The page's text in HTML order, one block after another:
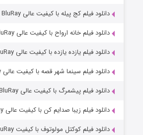
دانلود فیلم کج‌ پیله با کیفیت عالی BluRay
دانلود فیلم خانه ارواح با کیفیت عالی BluRay
دانلود فیلم یازده یازده با کیفیت عالی BluRay
دانلود فیلم سینما شهر قصه با کیفیت عالی BluRay
دانلود فیلم پیشمرگ با کیفیت عالی BluRay
دانلود فیلم زیبا صدایم کن با کیفیت عالی BluRay
دانلود فیلم کوکتل مولوتوف با کیفیت BluRay